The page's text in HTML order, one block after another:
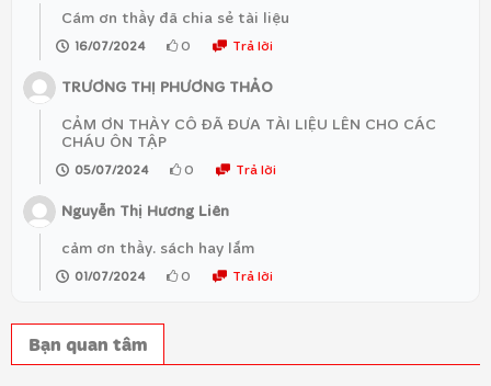
Cám ơn thầy đã chia sẻ tài liệu
16/07/2024 0 Trả lời
TRƯƠNG THỊ PHƯƠNG THẢO
CẢM ƠN THÀY CÔ ĐÃ ĐƯA TÀI LIỆU LÊN CHO CÁC
CHÁU ÔN TẬP
05/07/2024 0 Trả lời
Nguyễn Thị Hương Liên
cảm ơn thầy. sách hay lắm
01/07/2024 0 Trả lời
Bạn quan tâm